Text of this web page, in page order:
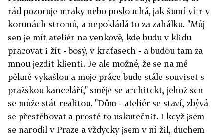
rád pozoruje mraky nebo poslouchá, jak šumí vítr v
korunách stromů, a nepokládá to za zahálku. "Můj
sen je mít ateliér na venkově, kde budu v klidu
pracovat i žít - bosý, v kraťasech - a budou tam za
mnou jezdit klienti. Je ale možné, že se na mě
pěkně vykašlou a moje práce bude stále souviset s
pražskou kanceláří," směje se architekt, jehož sen
se může stát realitou. "Dům - ateliér se staví, zbývá
se přestěhovat a prostě to uskutečnit. I když jsem
se narodil v Praze a vždycky jsem v ní žil, duchem